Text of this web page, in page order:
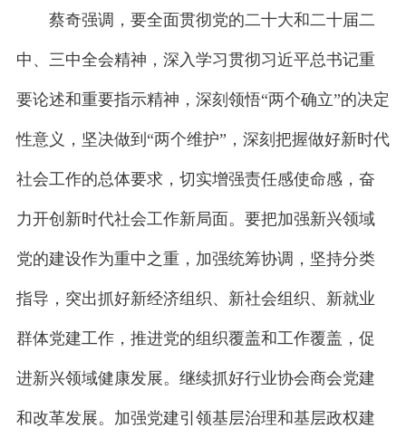
蔡奇强调，要全面贯彻党的二十大和二十届二
中、三中全会精神，深入学习贯彻习近平总书记重
要论述和重要指示精神，深刻领悟“两个确立”的决定
性意义，坚决做到“两个维护”，深刻把握做好新时代
社会工作的总体要求，切实增强责任感使命感，奋
力开创新时代社会工作新局面。要把加强新兴领域
党的建设作为重中之重，加强统筹协调，坚持分类
指导，突出抓好新经济组织、新社会组织、新就业
群体党建工作，推进党的组织覆盖和工作覆盖，促
进新兴领域健康发展。继续抓好行业协会商会党建
和改革发展。加强党建引领基层治理和基层政权建